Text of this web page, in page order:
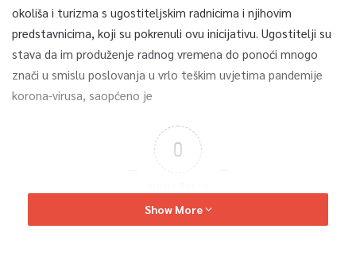
okoliša i turizma s ugostiteljskim radnicima i njihovim
predstavnicima, koji su pokrenuli ovu inicijativu. Ugostitelji su
stava da im produženje radnog vremena do ponoći mnogo
znači u smislu poslovanja u vrlo teškim uvjetima pandemije
korona-virusa, saopćeno je
0
Show More